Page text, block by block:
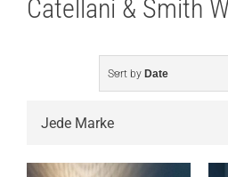
Catellani & Smith
Sort by Date